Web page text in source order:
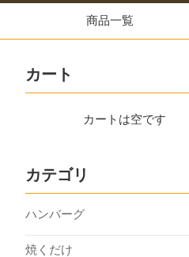
商品一覧
カート
カートは空です
カテゴリ
ハンバーグ
焼くだけ